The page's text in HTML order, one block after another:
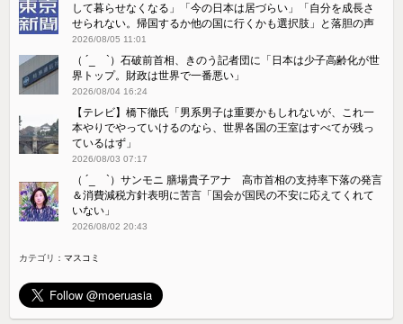
して暮らせなくなる」「今の日本は居づらい」「自分を成長さ
せられない。帰国するか他の国に行くかも選択肢」と落胆の声
2026/08/05 11:01
（ ´_ゝ`）石破前首相、きのう記者団に「日本は少子高齢化が世
界トップ。財政は世界で一番悪い」
2026/08/04 16:24
【テレビ】橋下徹氏「男系男子は重要かもしれないが、これ一
本やりでやっていけるのなら、世界各国の王室はすべてが残っ
ているはず」
2026/08/03 07:17
（ ´_ゝ`）サンモニ 膳場貴子アナ 高市首相の支持率下落の発言
＆消費減税方針表明に苦言「国会が国民の不安に応えてくれて
いない」
2026/08/02 20:43
カテゴリ：マスコミ